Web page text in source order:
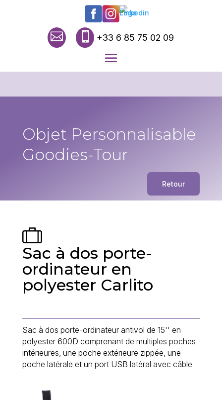
  +33 6 85 75 02 09
Objet Personnalisable
Goodies-Tour
Retour
Sac à dos porte-
ordinateur en
polyester Carlito
Sac à dos porte-ordinateur antivol de 15'' en
polyester 600D comprenant de multiples poches
intérieures, une poche extérieure zippée, une
poche latérale et un port USB latéral avec câble.